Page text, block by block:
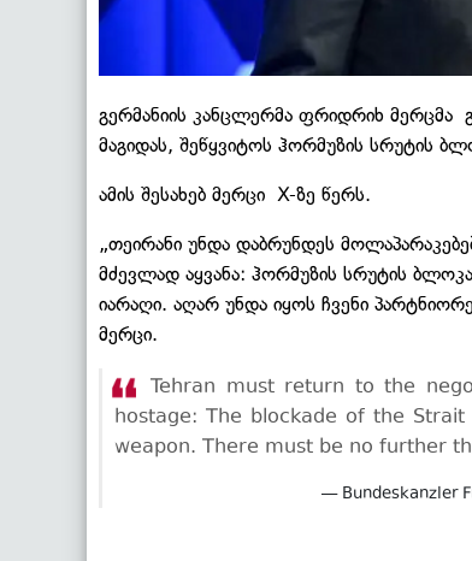
გერმანიის კანცლერმა ფრიდრიხ მერცმა
მაგიდას, შეწყვიტოს ჰორმუზის სრუტის
ამის შესახებ მერცი X-ზე წერს.
„თეირანი უნდა დაბრუნდეს
მძევლად აყვანა: ჰორმუზის სრუტის
იარაღი. აღარ უნდა იყოს ჩვენი
მერცი.
Tehran must return to the
hostage: The blockade of the
weapon. There must be no further
— Bundeskanzler